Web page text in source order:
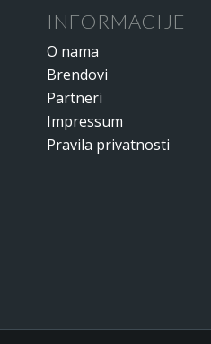
INFORMACIJE
O nama
Brendovi
Partneri
Impressum
Pravila privatnosti